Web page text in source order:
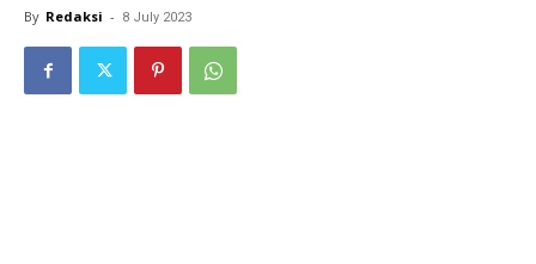
By Redaksi - 8 July 2023